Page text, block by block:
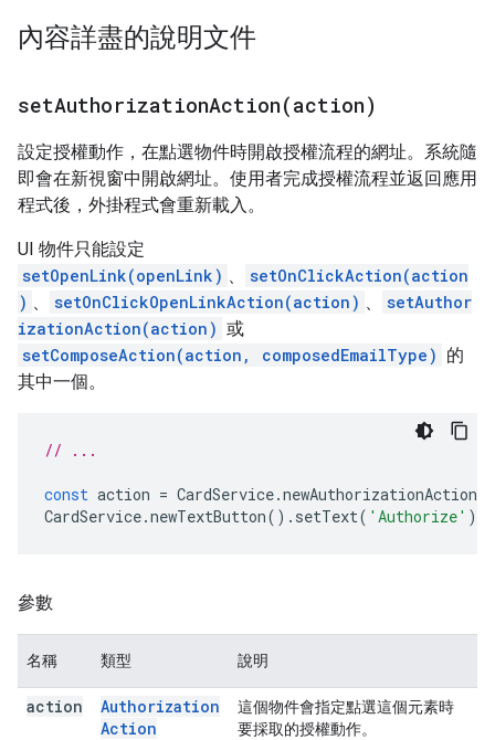
內容詳盡的說明文件
setAuthorizationAction(action)
設定授權動作，在點選物件時開啟授權流程的網址。系統隨
即會在新視窗中開啟網址。使用者完成授權流程並返回應用
程式後，外掛程式會重新載入。
UI 物件只能設定
setOpenLink(openLink) 、
setOnClickAction(action
) 、 setOnClickOpenLinkAction(action) 、
setAuthor
izationAction(action) 或
setComposeAction(action, composedEmailType) 的
其中一個。
// ...
const action = CardService.newAuthorizationAction
CardService.newTextButton(). setText( 'Authorize' ).
參數
名稱 類型 說明
action
Authorization
Action
這個物件會指定點選這個元素時
要採取的授權動作。